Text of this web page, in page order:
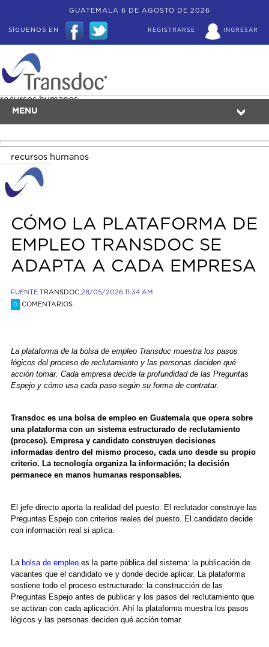
GUATEMALA 6 DE AGOSTO DE 2026
INGRESAR
REGISTRARSE
SÍGUENOS EN
MENU
recursos humanos
recursos humanos
CÓMO LA PLATAFORMA DE
EMPLEO TRANSDOC SE
ADAPTA A CADA EMPRESA
FUENTE:TRANSDOC,28/05/2026 11:34 AM
0 COMENTARIOS
La plataforma de la bolsa de empleo Transdoc muestra los pasos
lógicos del proceso de reclutamiento y las personas deciden qué
acción tomar. Cada empresa decide la profundidad de las Preguntas
Espejo y cómo usa cada paso según su forma de contratar.
Transdoc es una bolsa de empleo en Guatemala que opera sobre
una plataforma con un sistema estructurado de reclutamiento
(proceso). Empresa y candidato construyen decisiones
informadas dentro del mismo proceso, cada uno desde su propio
criterio. La tecnología organiza la información; la decisión
permanece en manos humanas responsables.
El jefe directo aporta la realidad del puesto. El reclutador construye las
Preguntas Espejo con criterios reales del puesto. El candidato decide
con información real si aplica.
La bolsa de empleoes la parte pública del sistema: la publicación de
vacantes que el candidato ve y donde decide aplicar. La plataforma
sostiene todo el proceso estructurado: la construcción de las
Preguntas Espejo antes de publicar y los pasos del reclutamiento que
se activan con cada aplicación. Ahí la plataforma muestra los pasos
lógicos y las personas deciden qué acción tomar.